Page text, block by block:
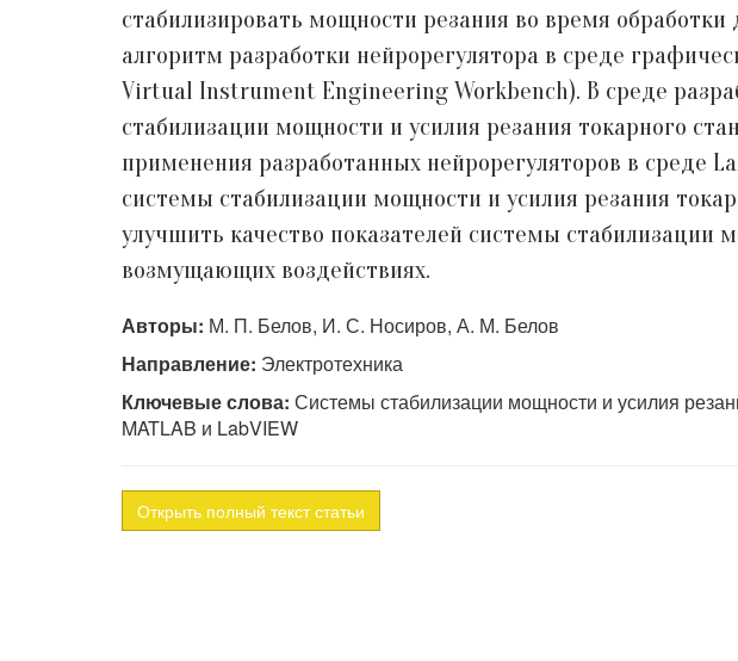
стабилизировать мощности резания во время
алгоритм разработки нейрорегулятора в среде
Virtual Instrument Engineering Workbench). В среде
стабилизации мощности и усилия резания токарного
применения разработанных нейрорегуляторов в среде
системы стабилизации мощности и усилия резания
улучшить качество показателей системы стабилизации
возмущающих воздействиях.
Авторы: М. П. Белов, И. С. Носиров, А. М. Белов
Направление: Электротехника
Ключевые слова: Системы стабилизации мощности и усилия
MATLAB и LabVIEW
Открыть полный текст статьи